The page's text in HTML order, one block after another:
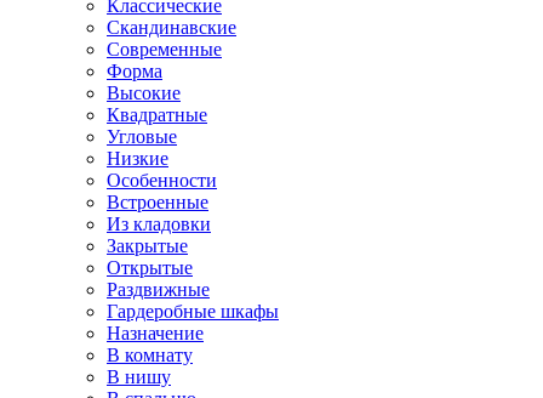
Классические
Скандинавские
Современные
Форма
Высокие
Квадратные
Угловые
Низкие
Особенности
Встроенные
Из кладовки
Закрытые
Открытые
Раздвижные
Гардеробные шкафы
Назначение
В комнату
В нишу